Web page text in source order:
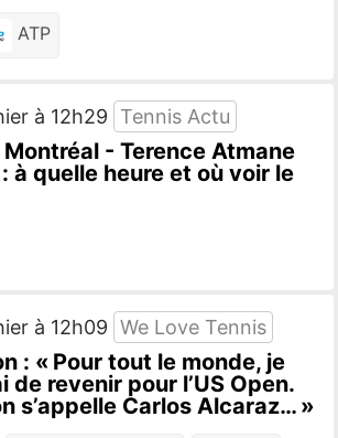
ATP
à 12h29 Tennis Actu
Montréal - Terence Atmane
à quelle heure et où voir le
à 12h09 We Love Tennis
: « Pour tout le monde, je
de revenir pour l’US Open.
s’appelle Carlos Alcaraz… »